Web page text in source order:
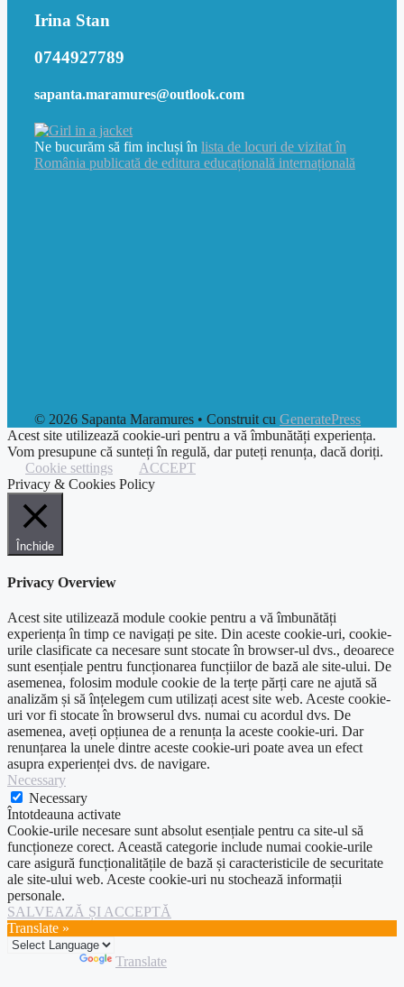
Irina Stan
0744927789
sapanta.maramures@outlook.com
Ne bucurăm să fim incluși în lista de locuri de vizitat în
România publicată de editura educațională internațională
© 2026 Sapanta Maramures • Construit cu GeneratePress
Acest site utilizează cookie-uri pentru a vă îmbunătăți experiența.
Vom presupune că sunteți în regulă, dar puteți renunța, dacă doriți.
Cookie settings
ACCEPT
Privacy & Cookies Policy
Închide
Privacy Overview
Acest site utilizează module cookie pentru a vă îmbunătăți
experiența în timp ce navigați pe site. Din aceste cookie-uri, cookie-
urile clasificate ca necesare sunt stocate în browser-ul dvs., deoarece
sunt esențiale pentru funcționarea funcțiilor de bază ale site-ului. De
asemenea, folosim module cookie de la terțe părți care ne ajută să
analizăm și să înțelegem cum utilizați acest site web. Aceste cookie-
uri vor fi stocate în browserul dvs. numai cu acordul dvs. De
asemenea, aveți opțiunea de a renunța la aceste cookie-uri. Dar
renunțarea la unele dintre aceste cookie-uri poate avea un efect
asupra experienței dvs. de navigare.
Necessary
Necessary
Întotdeauna activate
Cookie-urile necesare sunt absolut esențiale pentru ca site-ul să
funcționeze corect. Această categorie include numai cookie-urile
care asigură funcționalitățile de bază și caracteristicile de securitate
ale site-ului web. Aceste cookie-uri nu stochează informații
personale.
SALVEAZĂ ȘI ACCEPTĂ
Translate »
Translate